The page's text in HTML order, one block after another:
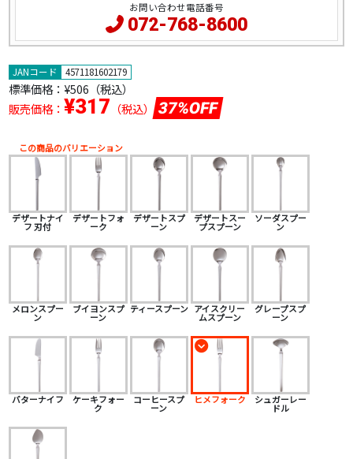
JANコード 4571181602179
標準価格： ¥506（税込）
販売価格： ¥317 （税込） 37%OFF
この商品のバリエーション
デザートナイ
フ 刃付
デザートフォ
ーク
デザートスプ
ーン
デザートスー
プスプーン
ソーダスプー
ン
メロンスプー
ン
ブイヨンスプ
ーン
ティースプーン アイスクリー
ムスプーン
グレープスプ
ーン
バターナイフ ケーキフォー
ク
コーヒースプ
ーン
ヒメフォーク シュガーレー
ドル
お問い合わせ電話番号
072-768-8600